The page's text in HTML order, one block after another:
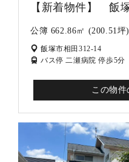
【新着物件】 飯
公簿 662.86㎡ (200.51坪)
飯塚市相田312-14
バス停 二瀬病院 停歩5分
この物件